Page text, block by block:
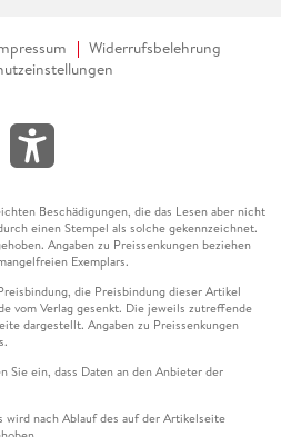
Widerrufsbelehrung
Beschädigungen, die das Lesen aber nicht
einen Stempel als solche gekennzeichnet.
Angaben zu Preissenkungen beziehen
Exemplars.
die Preisbindung dieser Artikel
vom Verlag gesenkt. Die jeweils zutreffende
dargestellt. Angaben zu Preissenkungen
ein, dass Daten an den Anbieter der
wird nach Ablauf des auf der Artikelseite